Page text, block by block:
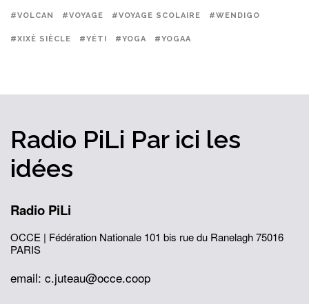
#VOLCAN #VOYAGE #VOYAGE SCOLAIRE #WENDIGO
#XIXÈ SIÈCLE #YÉTI #YOGA #YOGAA
Radio PiLi Par ici les
idées
Radio PiLi
OCCE | Fédération Nationale 101 bis rue du Ranelagh75016
PARIS
email: c.juteau@occe.coop